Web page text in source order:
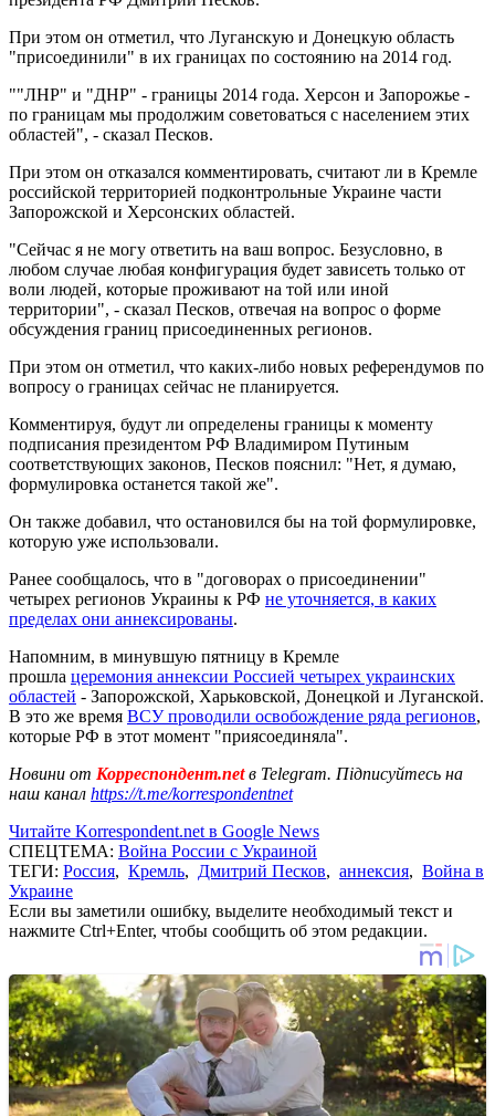
При этом он отметил, что Луганскую и Донецкую область
"присоединили" в их границах по состоянию на 2014 год.
""ЛНР" и "ДНР" - границы 2014 года. Херсон и Запорожье -
по границам мы продолжим советоваться с населением этих
областей", - сказал Песков.
При этом он отказался комментировать, считают ли в Кремле
российской территорией подконтрольные Украине части
Запорожской и Херсонских областей.
"Сейчас я не могу ответить на ваш вопрос. Безусловно, в
любом случае любая конфигурация будет зависеть только от
воли людей, которые проживают на той или иной
территории", - сказал Песков, отвечая на вопрос о форме
обсуждения границ присоединенных регионов.
При этом он отметил, что каких-либо новых референдумов по
вопросу о границах сейчас не планируется.
Комментируя, будут ли определены границы к моменту
подписания президентом РФ Владимиром Путиным
соответствующих законов, Песков пояснил: "Нет, я думаю,
формулировка останется такой же".
Он также добавил, что остановился бы на той формулировке,
которую уже использовали.
Ранее сообщалось, что в "договорах о присоединении"
четырех регионов Украины к РФ не уточняется, в каких
пределах они аннексированы.
Напомним, в минувшую пятницу в Кремле
прошла церемония аннексии Россией четырех украинских
областей - Запорожской, Харьковской, Донецкой и Луганской.
В это же время ВСУ проводили освобождение ряда регионов,
которые РФ в этот момент "приясоединяла".
Новини от Корреспондент.netв Telegram. Підписуйтесь на
наш канал https://t.me/korrespondentnet
Читайте Korrespondent.net в Google News
СПЕЦТЕМА: Война России с Украиной
ТЕГИ: Россия, Кремль, Дмитрий Песков, аннексия, Война в
Украине
Если вы заметили ошибку, выделите необходимый текст и
нажмите Ctrl+Enter, чтобы сообщить об этом редакции.